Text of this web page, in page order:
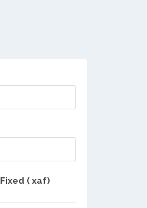
Fixed ( xaf)